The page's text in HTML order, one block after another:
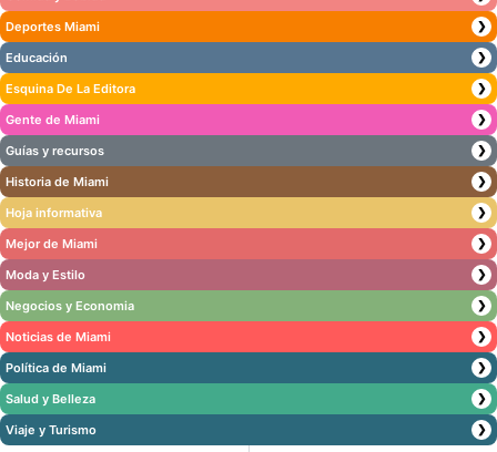
Deportes Miami ❯
Educación ❯
Esquina De La Editora ❯
Gente de Miami ❯
Guías y recursos ❯
Historia de Miami ❯
Hoja informativa ❯
Mejor de Miami ❯
Moda y Estilo ❯
Negocios y Economia ❯
Noticias de Miami ❯
Política de Miami ❯
Salud y Belleza ❯
Viaje y Turismo ❯